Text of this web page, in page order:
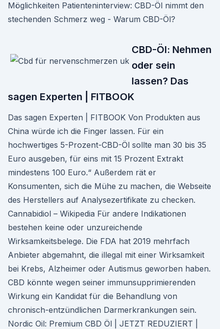
Möglichkeiten Patienteninterview: CBD-Öl nimmt den
stechenden Schmerz weg - Warum CBD-Öl?
CBD-Öl: Nehmen
oder sein
lassen? Das
sagen Experten | FITBOOK
Das sagen Experten | FITBOOK Von Produkten aus
China würde ich die Finger lassen. Für ein
hochwertiges 5-Prozent-CBD-Öl sollte man 30 bis 35
Euro ausgeben, für eins mit 15 Prozent Extrakt
mindestens 100 Euro.“ Außerdem rät er
Konsumenten, sich die Mühe zu machen, die Webseite
des Herstellers auf Analysezertifikate zu checken.
Cannabidiol – Wikipedia Für andere Indikationen
bestehen keine oder unzureichende
Wirksamkeitsbelege. Die FDA hat 2019 mehrfach
Anbieter abgemahnt, die illegal mit einer Wirksamkeit
bei Krebs, Alzheimer oder Autismus geworben haben.
CBD könnte wegen seiner immunsupprimierenden
Wirkung ein Kandidat für die Behandlung von
chronisch-entzündlichen Darmerkrankungen sein.
Nordic Oil: Premium CBD Öl | JETZT REDUZIERT |